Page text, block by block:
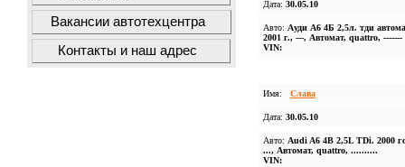
Вакансии автотехцентра
Контакты и наш адрес
Дата: 30.05.10
Авто: Ауди А6 4Б 2,5л. тди
2001 г., ---, Автомат, quattro, -------
VIN:
Имя: Слава
Дата: 30.05.10
Авто: Audi A6 4B 2,5L TDi. 2000
..., Автомат, quattro, ..........
VIN: